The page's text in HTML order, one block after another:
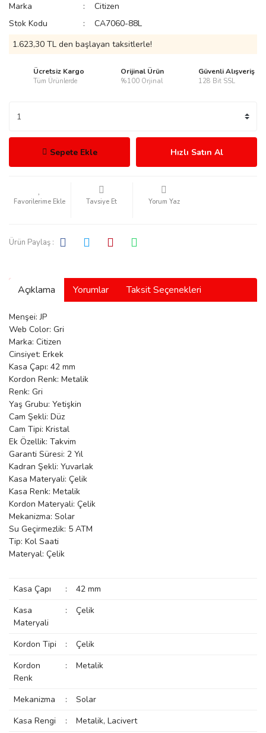
Manoir
Marka
Citizen
Stok Kodu
CA7060-88L
1.623,30 TL den başlayan taksitlerle!
Ücretsiz Kargo
Tüm Ürünlerde
Orijinal Ürün
%100 Orjinal
Güvenli Alışveriş
128 Bit SSL
Sepete Ekle Hızlı Satın Al
Tavsiye Et Yorum Yaz
Ürün Paylaş :
Açıklama Yorumlar Taksit Seçenekleri
Menşei: JP
Web Color: Gri
Marka: Citizen
Cinsiyet: Erkek
Kasa Çapı: 42 mm
Kordon Renk: Metalik
Renk: Gri
Yaş Grubu: Yetişkin
Cam Şekli: Düz
Cam Tipi: Kristal
Ek Özellik: Takvim
Garanti Süresi: 2 Yıl
Kadran Şekli: Yuvarlak
Kasa Materyali: Çelik
Kasa Renk: Metalik
Kordon Materyali: Çelik
Mekanizma: Solar
Su Geçirmezlik: 5 ATM
Tip: Kol Saati
Materyal: Çelik
Kasa Çapı :
42 mm
Kasa
Materyali
: Çelik
Kordon Tipi :
Çelik
Kordon
Renk
: Metalik
Mekanizma :
Solar
Kasa Rengi
:
Metalik, Lacivert